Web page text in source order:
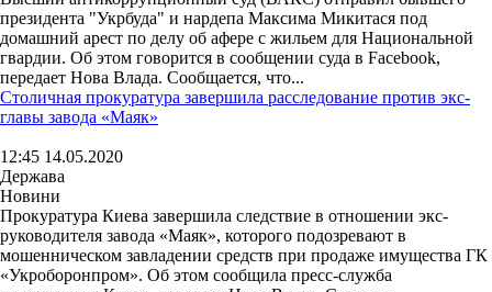
президента "Укрбуда" и нардепа Максима Микитася под
домашний арест по делу об афере с жильем для Национальной
гвардии. Об этом говорится в сообщении суда в Facebook,
передает Нова Влада. Сообщается, что...
Столичная прокуратура завершила расследование против экс-
главы завода «Маяк»
12:45 14.05.2020
Держава
Новини
Прокуратура Киева завершила следствие в отношении экс-
руководителя завода «Маяк», которого подозревают в
мошенническом завладении средств при продаже имущества ГК
«Укроборонпром». Об этом сообщила пресс-служба